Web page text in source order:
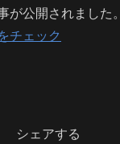
が公開されました。
チェック
シェアする